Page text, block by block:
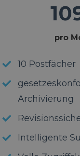
pro
10 Postfächer
Archivierung
Intelligente